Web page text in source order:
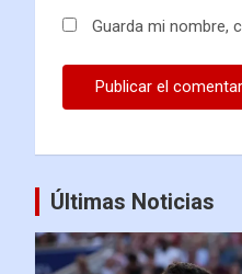
Guarda mi nombre,
Últimas Noticias